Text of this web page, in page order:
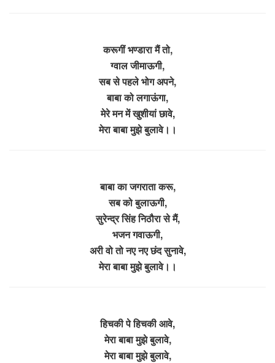
करूगीं भण्डारा मैं तो,
ग्वाल जीमाऊगी,
सब से पहले भोग अपने,
बाबा को लगाऊंगा,
मेरे मन में खुशीयां छावे,
मेरा बाबा मुझे बुलावे।।
बाबा का जगराता करू,
सब को बुलाऊगी,
सुरेन्द्र सिंह निठौरा से मैं,
भजन गवाऊगी,
अरी वो तो नए नए छंद सुनावे,
मेरा बाबा मुझे बुलावे।।
हिचकी पे हिचकी आवे,
मेरा बाबा मुझे बुलावे,
मेरा बाबा मुझे बुलावे,